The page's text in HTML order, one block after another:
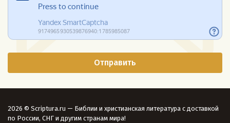
2026 © Scriptura.ru — Библии и христианская литература с доставкой
по России, СНГ и другим странам мира!